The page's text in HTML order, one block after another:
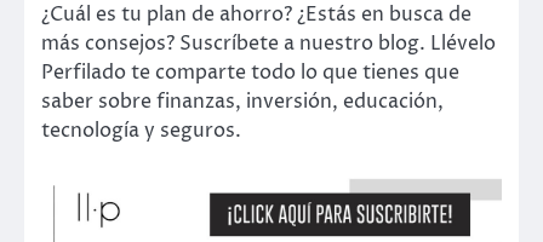
¿Cuál es tu plan de ahorro? ¿Estás en busca de
más consejos? Suscríbete a nuestro blog. Llévelo
Perfilado te comparte todo lo que tienes que
saber sobre finanzas, inversión, educación,
tecnología y seguros.